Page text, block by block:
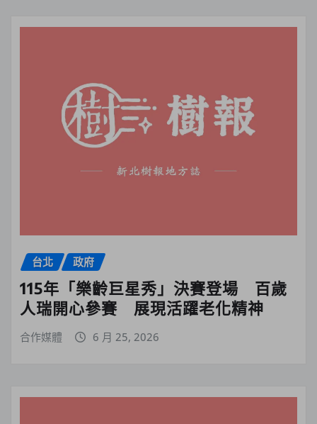
台北 政府
115年「樂齡巨星秀」決賽登場 百歲
人瑞開心參賽 展現活躍老化精神
合作媒體 6 月 25, 2026